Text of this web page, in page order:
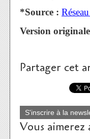
*Source :
Version
Partager cet
S'inscrire à la
Vous aimerez